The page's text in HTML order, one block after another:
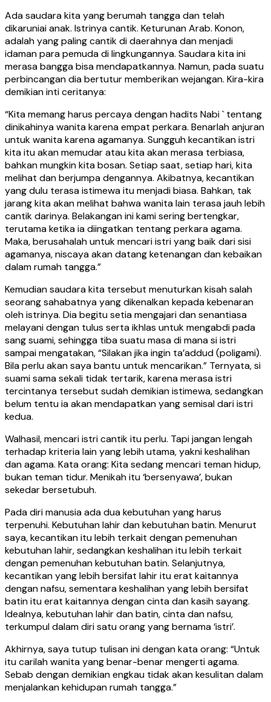
Ada saudara kita yang berumah tangga dan telah
dikaruniai anak. Istrinya cantik. Keturunan Arab. Konon,
adalah yang paling cantik di daerahnya dan menjadi
idaman para pemuda di lingkungannya. Saudara kita ini
merasa bangga bisa mendapatkannya. Namun, pada suatu
perbincangan dia bertutur memberikan wejangan. Kira-kira
demikian inti ceritanya:
“Kita memang harus percaya dengan hadits Nabi ` tentang
dinikahinya wanita karena empat perkara. Benarlah anjuran
untuk wanita karena agamanya. Sungguh kecantikan istri
kita itu akan memudar atau kita akan merasa terbiasa,
bahkan mungkin kita bosan. Setiap saat, setiap hari, kita
melihat dan berjumpa dengannya. Akibatnya, kecantikan
yang dulu terasa istimewa itu menjadi biasa. Bahkan, tak
jarang kita akan melihat bahwa wanita lain terasa jauh lebih
cantik darinya. Belakangan ini kami sering bertengkar,
terutama ketika ia diingatkan tentang perkara agama.
Maka, berusahalah untuk mencari istri yang baik dari sisi
agamanya, niscaya akan datang ketenangan dan kebaikan
dalam rumah tangga.”
Kemudian saudara kita tersebut menuturkan kisah salah
seorang sahabatnya yang dikenalkan kepada kebenaran
oleh istrinya. Dia begitu setia mengajari dan senantiasa
melayani dengan tulus serta ikhlas untuk mengabdi pada
sang suami, sehingga tiba suatu masa di mana si istri
sampai mengatakan, “Silakan jika ingin ta’addud (poligami).
Bila perlu akan saya bantu untuk mencarikan.” Ternyata, si
suami sama sekali tidak tertarik, karena merasa istri
tercintanya tersebut sudah demikian istimewa, sedangkan
belum tentu ia akan mendapatkan yang semisal dari istri
kedua.
Walhasil, mencari istri cantik itu perlu. Tapi jangan lengah
terhadap kriteria lain yang lebih utama, yakni keshalihan
dan agama. Kata orang: Kita sedang mencari teman hidup,
bukan teman tidur. Menikah itu ‘bersenyawa’, bukan
sekedar bersetubuh.
Pada diri manusia ada dua kebutuhan yang harus
terpenuhi. Kebutuhan lahir dan kebutuhan batin. Menurut
saya, kecantikan itu lebih terkait dengan pemenuhan
kebutuhan lahir, sedangkan keshalihan itu lebih terkait
dengan pemenuhan kebutuhan batin. Selanjutnya,
kecantikan yang lebih bersifat lahir itu erat kaitannya
dengan nafsu, sementara keshalihan yang lebih bersifat
batin itu erat kaitannya dengan cinta dan kasih sayang.
Idealnya, kebutuhan lahir dan batin, cinta dan nafsu,
terkumpul dalam diri satu orang yang bernama ‘istri’.
Akhirnya, saya tutup tulisan ini dengan kata orang: “Untuk
itu carilah wanita yang benar-benar mengerti agama.
Sebab dengan demikian engkau tidak akan kesulitan dalam
menjalankan kehidupan rumah tangga.”